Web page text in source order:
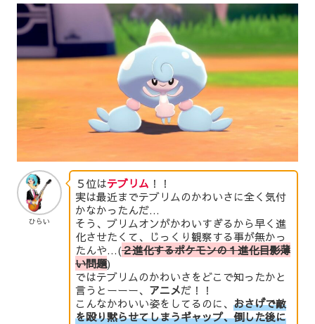
ひらい
５位はテブリム ！！
実は最近までテブリムのかわいさに全く気付
かなかったんだ…
そう、ブリムオンがかわいすぎるから早く進
化させたくて、じっくり観察する事が無かっ
たんや…(２進化するポケモンの１進化目影薄
い問題)
ではテブリムのかわいさをどこで知ったかと
言うとーーー、 アニメだ！！
こんなかわいい姿をしてるのに、 おさげで敵
を殴り黙らせてしまうギャップ、倒した後に